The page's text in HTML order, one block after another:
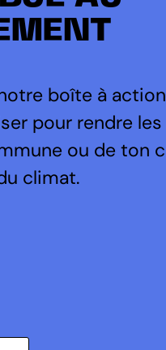
boîte à
pour rendre
ou de ton
climat.